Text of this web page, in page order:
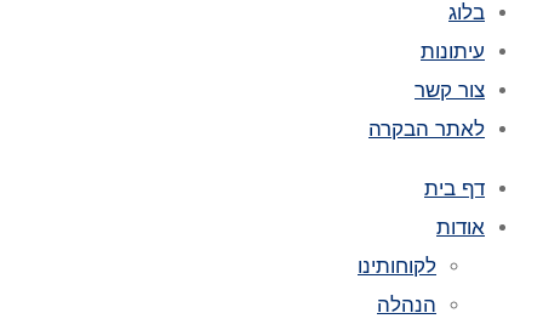
בלוג
עיתונות
צור קשר
לאתר הבקרה
דף בית
אודות
לקוחותינו
הנהלה